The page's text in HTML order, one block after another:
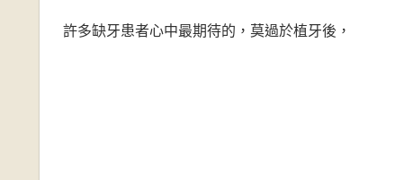
許多缺牙患者心中最期待的，莫過於植牙後，